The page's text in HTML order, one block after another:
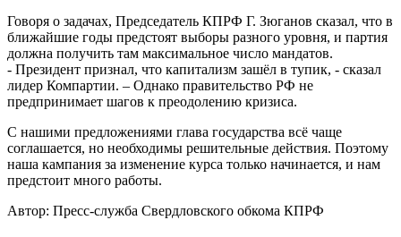
Говоря о задачах, Председатель КПРФ Г. Зюганов сказал, что в
ближайшие годы предстоят выборы разного уровня, и партия
должна получить там максимальное число мандатов.
- Президент признал, что капитализм зашёл в тупик, - сказал
лидер Компартии. – Однако правительство РФ не
предпринимает шагов к преодолению кризиса.
С нашими предложениями глава государства всё чаще
соглашается, но необходимы решительные действия. Поэтому
наша кампания за изменение курса только начинается, и нам
предстоит много работы.
Автор: Пресс-служба Свердловского обкома КПРФ